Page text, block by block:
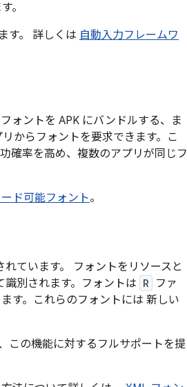
。
す。 詳しくは 自動入力フレームワ
ォントを APK にバンドルする、ま
からフォントを要求できます。こ
確率を高め、複数のアプリが同じフ
ド可能フォント。
ています。 フォントをリソースと
別されます。フォントは R
ファ
す。これらのフォントには 新しい
この機能に対するフルサポートを提